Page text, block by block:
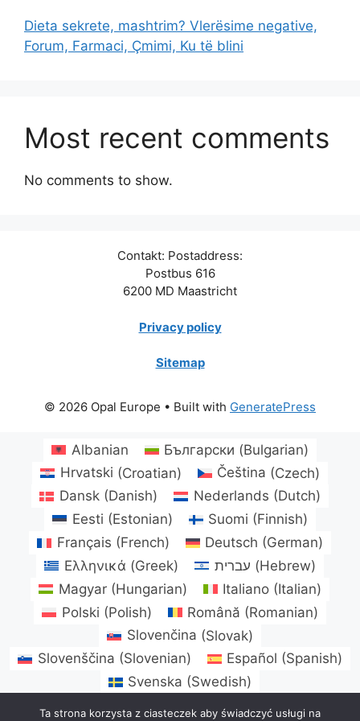
Dieta sekrete, mashtrim? Vlerësime negative,
Forum, Farmaci, Çmimi, Ku të blini
Most recent comments
No comments to show.
Contakt: Postaddress:
Postbus 616
6200 MD Maastricht
Privacy policy
Sitemap
© 2026 Opal Europe • Built with GeneratePress
Albanian Български (Bulgarian)
Hrvatski (Croatian) Čeština (Czech)
Dansk (Danish) Nederlands (Dutch)
Eesti (Estonian) Suomi (Finnish)
Français (French) Deutsch (German)
Ελληνικά (Greek) עברית (Hebrew)
Magyar(Hungarian) Italiano (Italian)
Polski (Polish) Română (Romanian)
Slovenčina (Slovak)
Slovenščina (Slovenian) Español (Spanish)
Svenska (Swedish)
Português
( Portuguese, Portugal
Ta strona korzysta z ciasteczek aby świadczyć usługi na